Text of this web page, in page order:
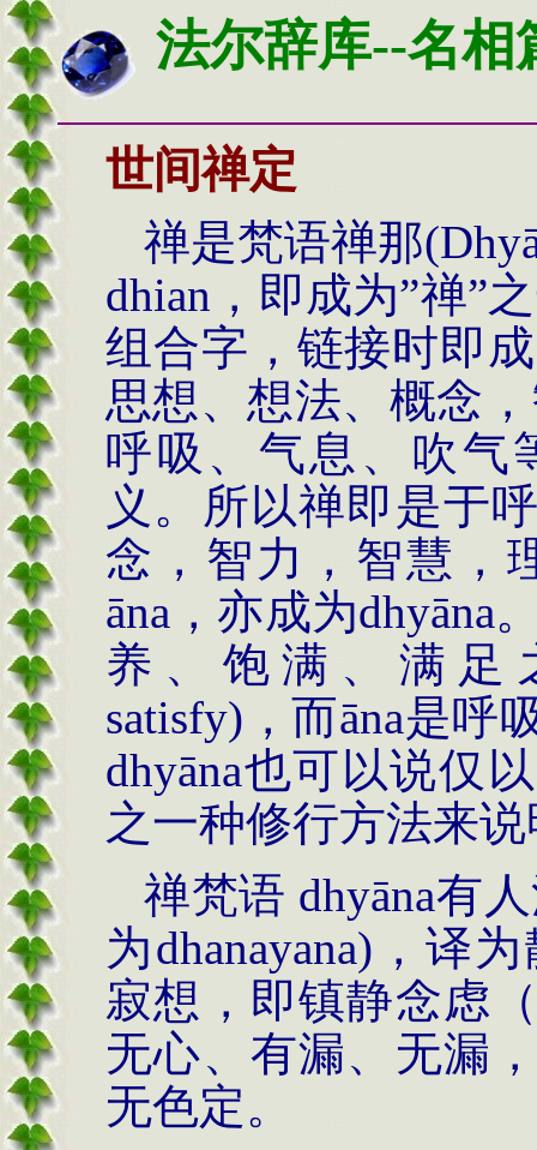
法尔辞库--名相
世间禅定
禅是梵语禅那
dhian，即成为”禅”
组合字，链接时即
思想、想法、概念
呼吸、气息、吹气
义。所以禅即是于
念，智力，智慧，
āna，亦成为dhyāna
养、饱满、满足
satisfy)，而āna是呼
dhyāna也可以说仅
之一种修行方法来
禅梵语 dhyāna有
为dhanayana)，译
寂想，即镇静念虑
无心、有漏、无漏
无色定。